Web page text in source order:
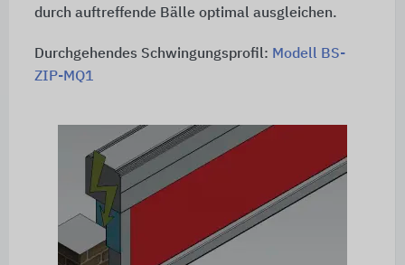
durch auftreffende Bälle optimal ausgleichen.
Durchgehendes Schwingungsprofil: Modell BS-
ZIP-MQ1